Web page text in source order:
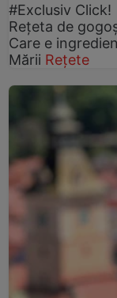
#Exclusiv Click!
Rețeta de
Care e
Mării Rețete